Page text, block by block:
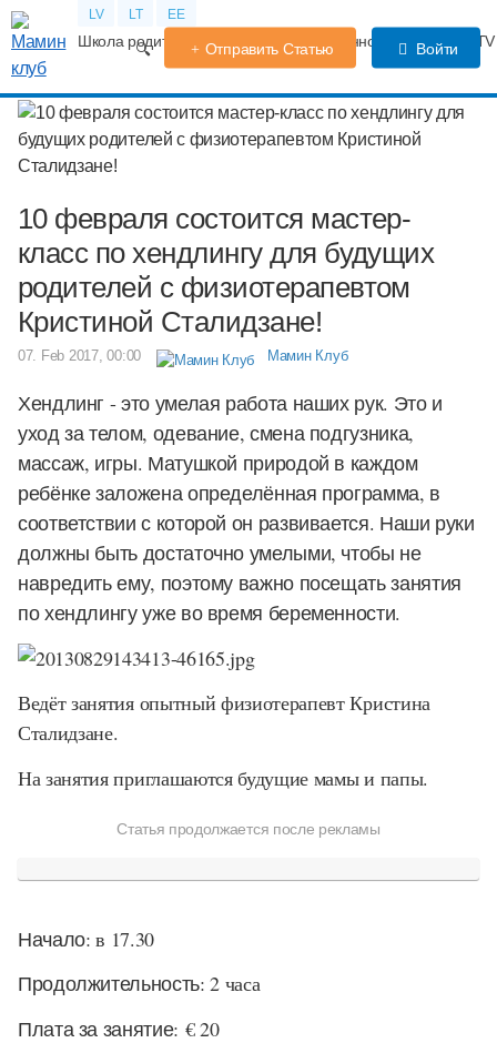
LV LT EE
Школа родителей Календарь беременности Форум
Отправить Статью Войти
10 февраля состоится мастер-
класс по хендлингу для будущих
родителей с физиотерапевтом
Кристиной Сталидзане!
07. Feb 2017, 00:00 Мамин Клуб
Хендлинг - это умелая работа наших рук. Это и
уход за телом, одевание, смена подгузника,
массаж, игры. Матушкой природой в каждом
ребёнке заложена определённая программа, в
соответствии с которой он развивается. Наши руки
должны быть достаточно умелыми, чтобы не
навредить ему, поэтому важно посещать занятия
по хендлингу уже во время беременности.
Ведёт занятия опытный физиотерапевт Кристина
Сталидзане.
На занятия приглашаются будущие мамы и папы.
Статья продолжается после рекламы
Начало: в 17.30
Продолжительность: 2 часа
Плата за занятие: € 20